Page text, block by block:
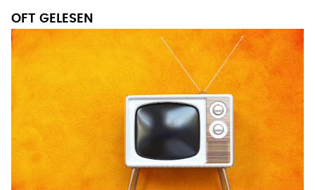
OFT GELESEN